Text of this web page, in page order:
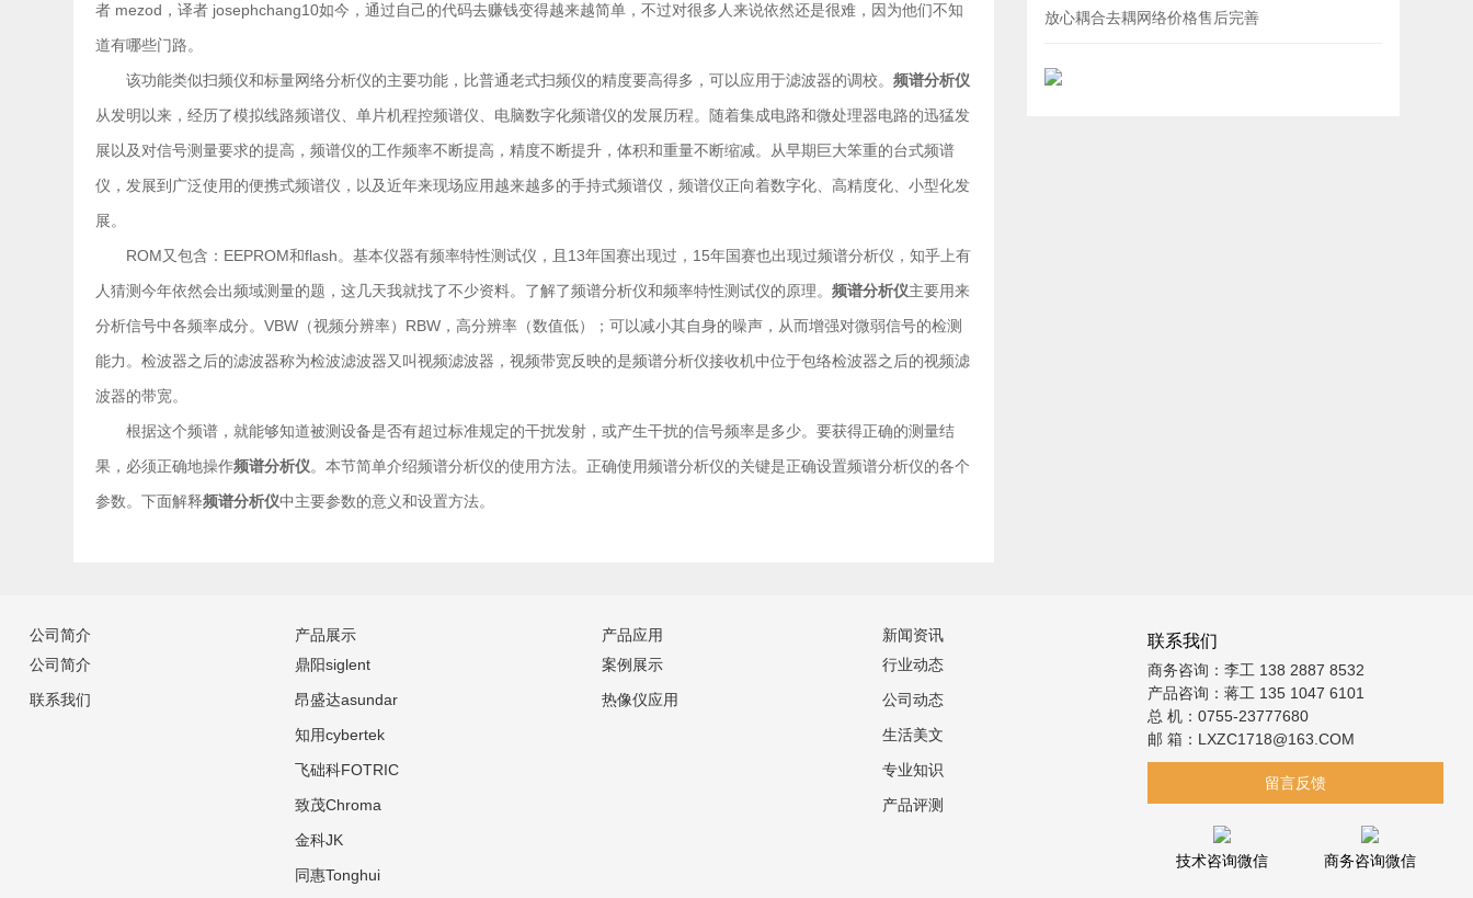
者 mezod，译者 josephchang10如今，通过自己的代码去赚钱变得越来越简单，不过对很多人来说依然还是很难，因为他们不知
道有哪些门路。
该功能类似扫频仪和标量网络分析仪的主要功能，比普通老式扫频仪的精度要高得多，可以应用于滤波器的调校。频谱分析仪
从发明以来，经历了模拟线路频谱仪、单片机程控频谱仪、电脑数字化频谱仪的发展历程。随着集成电路和微处理器电路的迅猛发
展以及对信号测量要求的提高，频谱仪的工作频率不断提高，精度不断提升，体积和重量不断缩减。从早期巨大笨重的台式频谱
仪，发展到广泛使用的便携式频谱仪，以及近年来现场应用越来越多的手持式频谱仪，频谱仪正向着数字化、高精度化、小型化发
展。
ROM又包含：EEPROM和flash。基本仪器有频率特性测试仪，且13年国赛出现过，15年国赛也出现过频谱分析仪，知乎上有
人猜测今年依然会出频域测量的题，这几天我就找了不少资料。了解了频谱分析仪和频率特性测试仪的原理。频谱分析仪主要用来
分析信号中各频率成分。VBW（视频分辨率）RBW，高分辨率（数值低）；可以减小其自身的噪声，从而增强对微弱信号的检测
能力。检波器之后的滤波器称为检波滤波器又叫视频滤波器，视频带宽反映的是频谱分析仪接收机中位于包络检波器之后的视频滤
波器的带宽。
根据这个频谱，就能够知道被测设备是否有超过标准规定的干扰发射，或产生干扰的信号频率是多少。要获得正确的测量结
果，必须正确地操作频谱分析仪。本节简单介绍频谱分析仪的使用方法。正确使用频谱分析仪的关键是正确设置频谱分析仪的各个
参数。下面解释频谱分析仪中主要参数的意义和设置方法。
放心耦合去耦网络价格售后完善
公司简介
公司简介
联系我们
产品展示
鼎阳siglent
昂盛达asundar
知用cybertek
飞础科FOTRIC
致茂Chroma
金科JK
同惠Tonghui
产品应用
案例展示
热像仪应用
新闻资讯
行业动态
公司动态
生活美文
专业知识
产品评测
联系我们
商务咨询：李工 138 2887 8532
产品咨询：蒋工 135 1047 6101
总 机：0755-23777680
邮 箱：LXZC1718@163.COM
留言反馈
技术咨询微信 商务咨询微信